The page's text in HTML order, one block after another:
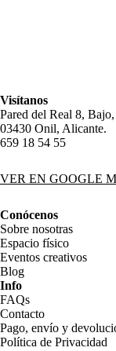
Visítanos
Pared del Real 8, Bajo,
03430 Onil, Alicante.
659 18 54 55
VER EN GOOGLE
Conócenos
Sobre nosotras
Espacio físico
Eventos creativos
Blog
Info
FAQs
Contacto
Pago, envío y
Política de Privacidad